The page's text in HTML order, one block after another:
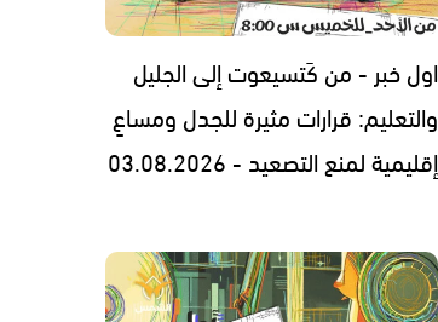
اول خبر - من كَتسيعوت إلى الجليل
والتعليم: قرارات مثيرة للجدل ومساعٍ
إقليمية لمنع التصعيد - 03.08.2026